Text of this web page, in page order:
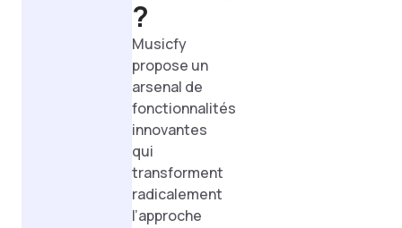
?
Musicfy
propose un
arsenal de
fonctionnalités
innovantes
qui
transforment
radicalement
l’approche